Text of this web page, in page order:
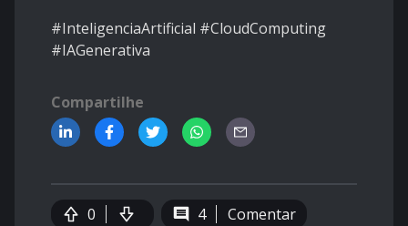
#InteligenciaArtificial #CloudComputing
#IAGenerativa
Compartilhe
0 4 Comentar